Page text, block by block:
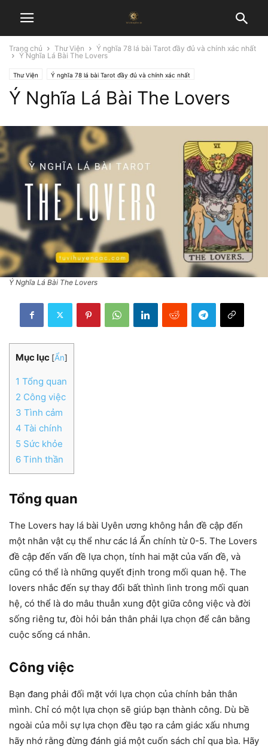
Trang chủ Thư Viện
Ý nghĩa 78 lá bài Tarot đầy đủ và chính xác nhất
Ý Nghĩa Lá Bài The Lovers
Thư Viện Ý nghĩa 78 lá bài Tarot đầy đủ và chính xác nhất
Ý Nghĩa Lá Bài The Lovers
Ý Nghĩa Lá Bài The Lovers
Mục lục [Ẩn]
1 Tổng quan
2 Công việc
3 Tình cảm
4 Tài chính
5 Sức khỏe
6 Tinh thần
Tổng quan
The Lovers hay lá bài Uyên ương không hẳn đề cập đến
một nhân vật cụ thể như các lá Ẩn chính từ 0-5. The Lovers
đề cập đến vấn đề lựa chọn, tính hai mặt của vấn đề, và
cũng có thể là những quyết định trong mối quan hệ. The
lovers nhắc đến sự thay đổi bất thình lình trong mối quan
hệ, có thể là do mâu thuẫn xung đột giữa công việc và đời
sống riêng tư, đòi hỏi bản thân phải lựa chọn để cân bằng
cuộc sống cá nhân.
Công việc
Bạn đang phải đối mặt với lựa chọn của chính bản thân
mình. Chỉ có một lựa chọn sẽ giúp bạn thành công. Dù bề
ngoài của mỗi sự lựa chọn đều tạo ra cảm giác xấu nhưng
hãy nhớ rằng đừng đánh giá một cuốn sách chỉ qua bìa. Hãy